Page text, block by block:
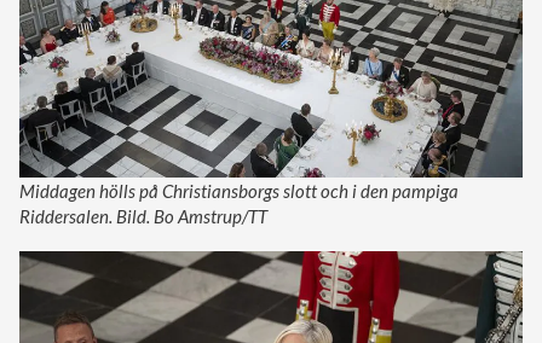
Middagen hölls på Christiansborgs slott och i den pampiga
Riddersalen. Bild. Bo Amstrup/TT